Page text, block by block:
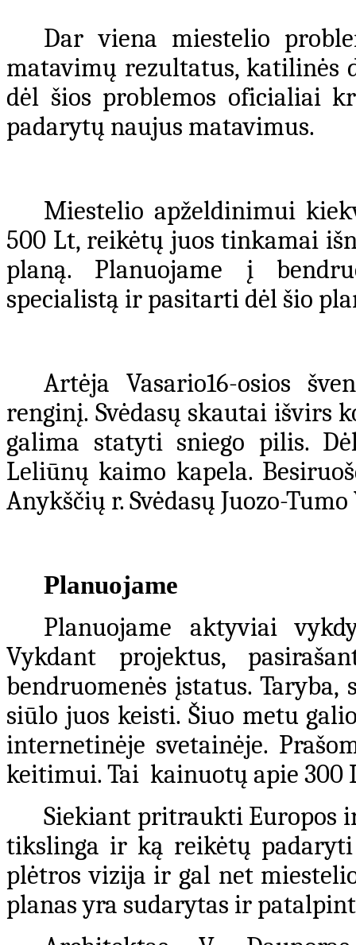
Dar viena miestelio
matavimų rezultatus, katilinės
dėl šios problemos oficialiai
padarytų naujus matavimus.
Miestelio apželdinimui
500 Lt, reikėtų juos tinkamai
planą. Planuojame į
specialistą ir pasitarti dėl šio
Artėja Vasario16-osios
renginį. Svėdasų skautai išvirs
galima statyti sniego pilis.
Leliūnų kaimo kapela.
Anykščių r. Svėdasų Juozo-
Planuojame
Planuojame aktyviai
Vykdant projektus,
bendruomenės įstatus. Taryba,
siūlo juos keisti. Šiuo metu
internetinėje svetainėje.
keitimui. Tai kainuotų apie 300
Siekiant pritraukti Europos
tikslinga ir ką reikėtų padaryti
plėtros vizija ir gal net
planas yra sudarytas ir